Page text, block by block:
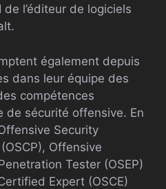
l’éditeur de logiciels
également depuis
dans leur équipe des
compétences
de sécurité offensive. En
Security
Offensive
Tester (OSEP)
Expert (OSCE)